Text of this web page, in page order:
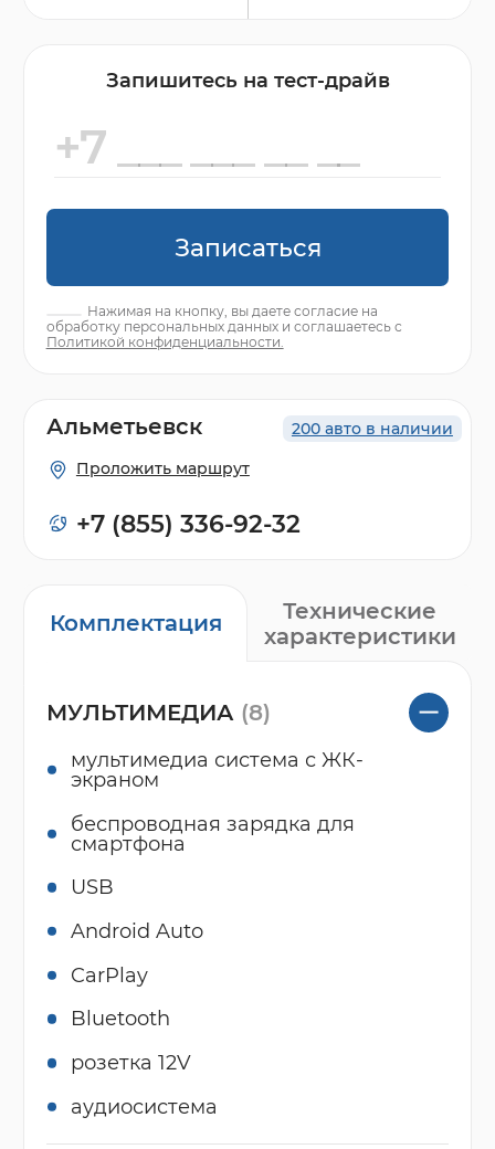
Запишитесь на тест-драйв
Записаться
Нажимая на кнопку, вы даете согласие на
обработку персональных данных и соглашаетесь с
Политикой конфиденциальности.
Комплектация
Технические
характеристики
МУЛЬТИМЕДИА (8)
мультимедиа система с ЖК-
экраном
беспроводная зарядка для
смартфона
USB
Android Auto
CarPlay
Bluetooth
розетка 12V
аудиосистема
200 авто в наличии
Альметьевск
Проложить маршрут
+7 (855) 336-92-32